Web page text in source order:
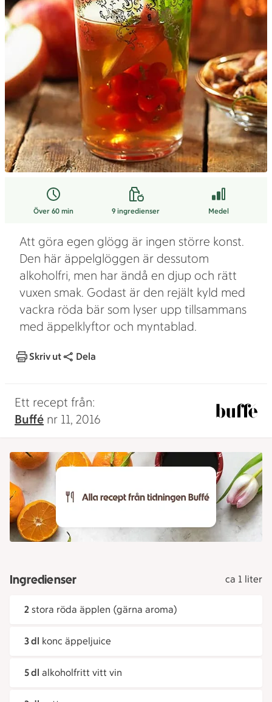
Över 60 min 9ingredienser Medel
Att göra egen glögg är ingen större konst.
Den här äppelglöggen är dessutom
alkoholfri, men har ändå en djup och rätt
vuxen smak. Godast är den rejält kyld med
vackra röda bär som lyser upp tillsammans
med äppelklyftor och myntablad.
Skriv ut Dela
Ett recept från:
Buffé nr 11, 2016
Ingredienser ca 1 liter
2 stora röda äpplen (gärna aroma)
3 dl konc äppeljuice
5 dl alkoholfritt vitt vin